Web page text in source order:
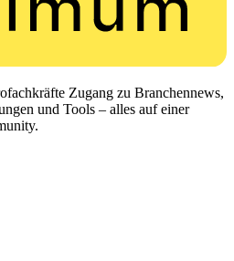
Zugang zu Branchennews,
und Tools – alles auf einer